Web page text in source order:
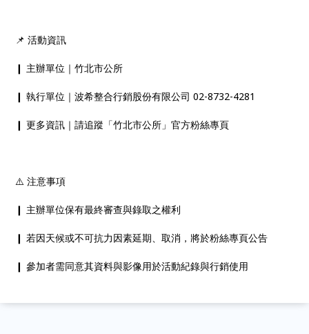
📌 活動資訊
❙ 主辦單位｜竹北市公所
❙ 執行單位｜波希整合行銷股份有限公司 02-8732-4281
❙ 更多資訊｜請追蹤「竹北市公所」官方粉絲專頁
⚠️ 注意事項
❙ 主辦單位保有最終審查與錄取之權利
❙ 若因天候或不可抗力因素延期、取消，將於粉絲專頁公告
❙ 參加者需同意其資料與影像用於活動紀錄與行銷使用